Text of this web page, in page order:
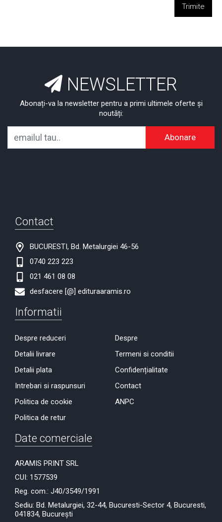
Trimite
NEWSLETTER
Abonați-va la newsletter pentru a primi ultimele oferte și
noutăți:
Abonare
Contact
BUCURESTI, Bd. Metalurgiei 46-56
0740 223 223
021 461 08 08
desfacere [@] edituraaramis.ro
Informatii
Despre reduceri
Detalii livrare
Detalii plata
Intrebari si raspunsuri
Politica de cookie
Politica de retur
Despre
Termeni si conditii
Confidențialitate
Contact
ANPC
Date comerciale
ARAMIS PRINT SRL
CUI: 1577539
Reg. com.: J40/3549/1991
Sediu: Bd. Metalurgiei, 32-44, Bucuresti-Sector 4, Bucuresti,
041834, București